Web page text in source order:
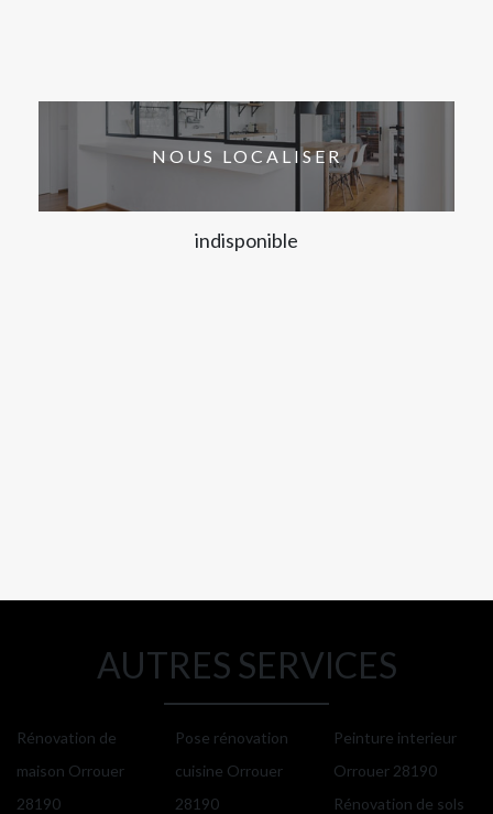
NOUS LOCALISER
indisponible
AUTRES SERVICES
Rénovation de
maison Orrouer
28190
Pose rénovation
cuisine Orrouer
28190
Peinture interieur
Orrouer 28190
Rénovation de sols